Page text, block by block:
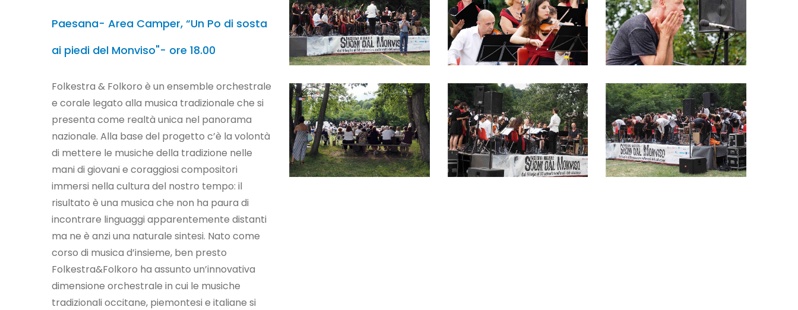
Paesana- Area Camper, “Un Po di sosta
ai piedi del Monviso"- ore 18.00
Folkestra & Folkoro è un ensemble orchestrale
e corale legato alla musica tradizionale che si
presenta come realtà unica nel panorama
nazionale. Alla base del progetto c’è la volontà
di mettere le musiche della tradizione nelle
mani di giovani e coraggiosi compositori
immersi nella cultura del nostro tempo: il
risultato è una musica che non ha paura di
incontrare linguaggi apparentemente distanti
ma ne è anzi una naturale sintesi. Nato come
corso di musica d’insieme, ben presto
Folkestra&Folkoro ha assunto un’innovativa
dimensione orchestrale in cui le musiche
tradizionali occitane, piemontesi e italiane si